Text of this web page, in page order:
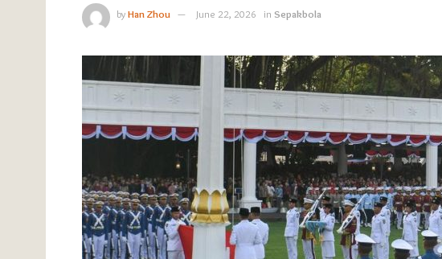
byHan Zhou June 22, 2026 in Sepakbola